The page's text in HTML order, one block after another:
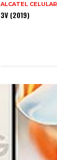
ALCATEL
3V (2019)